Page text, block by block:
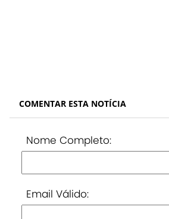
COMENTAR ESTA NOTÍCIA
Nome Completo:
Email Válido: